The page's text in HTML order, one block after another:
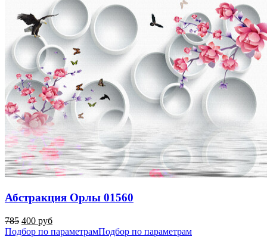
Абстракция Орлы 01560
785 400 руб
Подбор по параметрамПодбор по параметрам